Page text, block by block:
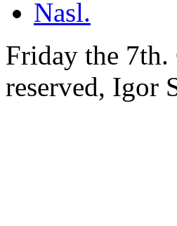
Nasl.
Friday the
reserved, Igor